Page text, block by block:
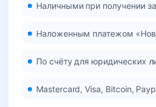
Наличными при получении
Наложенным платежом
По счёту для юридических
Mastercard, Visa, Bitcoin,